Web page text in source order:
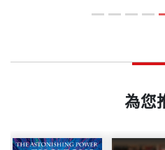
群的已知功能。
面的能力，選擇自己想要
網路節目「靈魂系列」首
蹟》由企鵝出版集團付梓
行榜達六十三週，超過十
書店以「中風」為主題的
玩槳板，招待親朋好友，
她巡迴演說，指引大眾認
韌性。她珍視陽光與冒險
係，也珍愛人與人之間的深
重量 612
為您